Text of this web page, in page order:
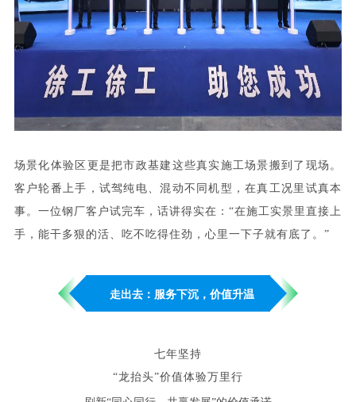
场景化体验区更是把市政基建这些真实施工场景搬到了现场。
客户轮番上手，试驾纯电、混动不同机型，在真工况里试真本
事。一位钢厂客户试完车，话讲得实在：“在施工实景里直接上
手，能干多狠的活、吃不吃得住劲，心里一下子就有底了。”
走出去：服务下沉，价值升温
七年坚持
“龙抬头”价值体验万里行